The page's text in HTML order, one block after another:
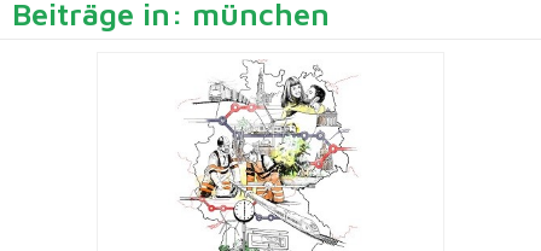
Beiträge in: münchen